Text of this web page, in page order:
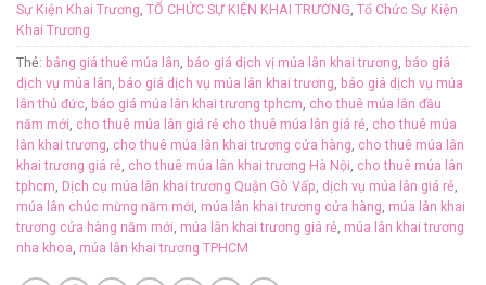
Sự Kiện Khai Trương, TỔ CHỨC SỰ KIỆN KHAI TRƯƠNG, Tổ Chức Sự Kiện
Khai Trương
Thẻ: bảng giá thuê múa lân, báo giá dịch vị múa lân khai trương, báo giá
dịch vụ múa lân, báo giá dịch vụ múa lân khai trương, báo giá dịch vụ múa
lân thủ đức, báo giá múa lân khai trương tphcm, cho thuê múa lân đầu
năm mới, cho thuê múa lân giá rẻ cho thuê múa lân giá rẻ, cho thuê múa
lân khai trương, cho thuê múa lân khai trương cửa hàng, cho thuê múa lân
khai trương giá rẻ, cho thuê múa lân khai trương Hà Nội, cho thuê múa lân
tphcm, Dịch cụ múa lân khai trương Quận Gò Vấp, dịch vụ múa lân giá rẻ,
múa lân chúc mừng năm mới, múa lân khai trương cửa hàng, múa lân khai
trương cửa hàng năm mới, múa lân khai trương giá rẻ, múa lân khai trương
nha khoa, múa lân khai trương TPHCM